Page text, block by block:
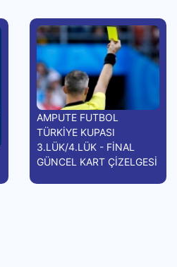
AMPUTE FUTBOL
TÜRKİYE KUPASI
3.LÜK/4.LÜK - FİNAL
GÜNCEL KART ÇİZELGESİ